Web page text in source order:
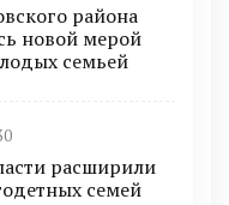
района
новой мерой
семьей
расширили
семей